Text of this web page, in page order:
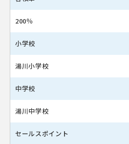
200％
小学校
湯川小学校
中学校
湯川中学校
セールスポイント